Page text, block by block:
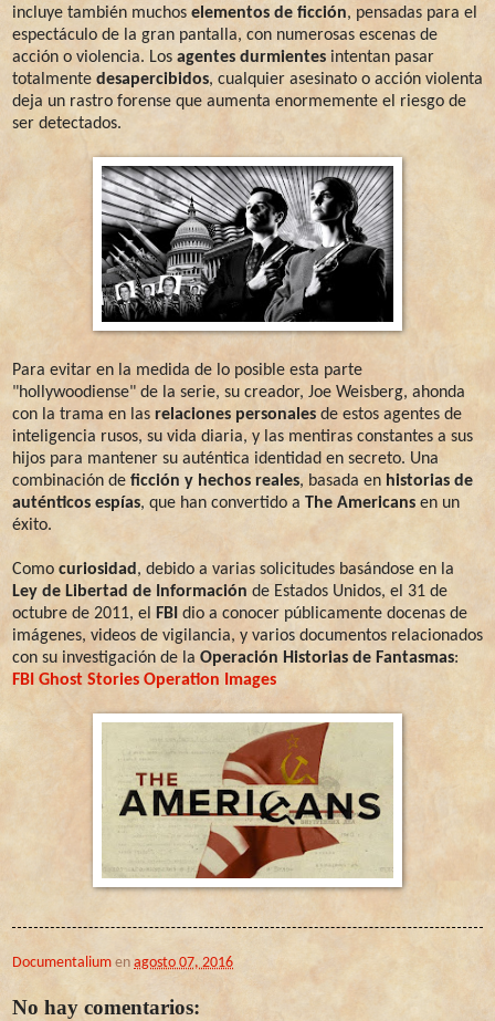
incluye también muchos elementos de ficción, pensadas para el
espectáculo de la gran pantalla, con numerosas escenas de
acción o violencia. Los agentes durmientes intentan pasar
totalmente desapercibidos, cualquier asesinato o acción violenta
deja un rastro forense que aumenta enormemente el riesgo de
ser detectados.
Para evitar en la medida de lo posible esta parte
"hollywoodiense" de la serie, su creador, Joe Weisberg, ahonda
con la trama en las relaciones personales de estos agentes de
inteligencia rusos, su vida diaria, y las mentiras constantes a sus
hijos para mantener su auténtica identidad en secreto. Una
combinación de ficción y hechos reales, basada en historias de
auténticos espías, que han convertido a The Americans en un
éxito.
Como curiosidad , debido a varias solicitudes basándose en la
Ley de Libertad de Información de Estados Unidos, el 31 de
octubre de 2011, el
FBI dio a conocer públicamente docenas de
imágenes, videos de vigilancia, y varios documentos relacionados
con su investigación de la Operación Historias de Fantasmas:
FBI Ghost Stories Operation Images
Documentalium en agosto 07, 2016
No hay comentarios: